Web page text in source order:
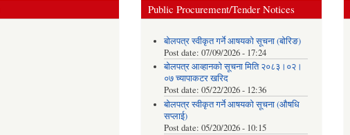
Public Procurement/Tender Notices
बोलपत्र स्वीकृत गर्ने आषयको सूचना (बोरिङ)
Post date: 07/09/2026 - 17:24
बोलपत्र आव्हानको सूचना मिति २०८३।०२।
०७ च्यापाकटर खरिद
Post date: 05/22/2026 - 12:36
बोलपत्र स्वीकृत गर्ने आषयको सूचना (औषधि
सप्लाई)
Post date: 05/20/2026 - 10:15